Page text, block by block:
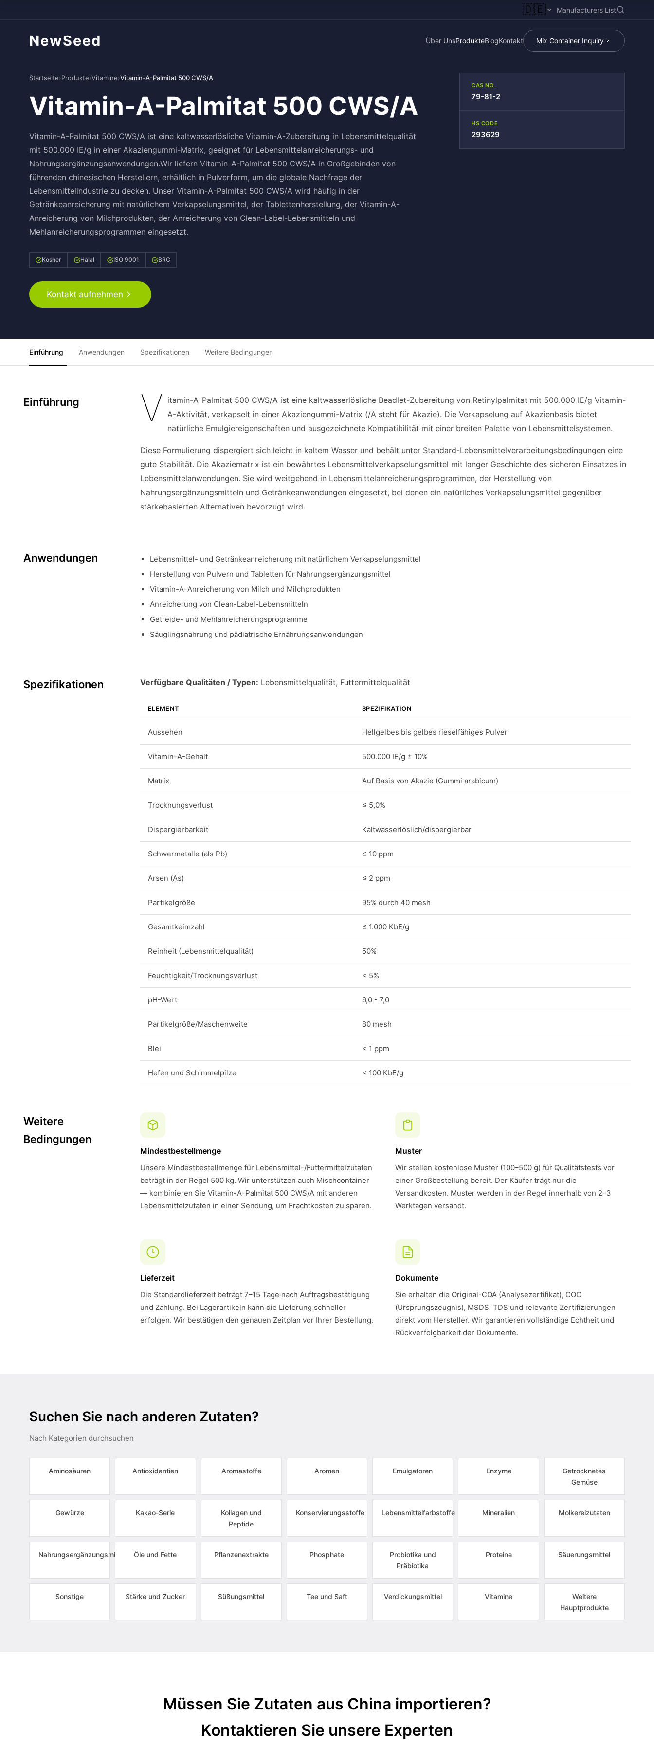
🇩🇪 Manufacturers List
NewSeed Über UnsProdukteBlogKontakt Mix Container Inquiry
Startseite›Produkte›Vitamine›Vitamin-A-Palmitat 500 CWS/A
Vitamin-A-Palmitat 500 CWS/A
Vitamin-A-Palmitat 500 CWS/A ist eine kaltwasserlösliche Vitamin-A-Zubereitung in Lebensmittelqualität
mit 500.000 IE/g in einer Akaziengummi-Matrix, geeignet für Lebensmittelanreicherungs- und
Nahrungsergänzungsanwendungen.Wir liefern Vitamin-A-Palmitat 500 CWS/A in Großgebinden von
führenden chinesischen Herstellern, erhältlich in Pulverform, um die globale Nachfrage der
Lebensmittelindustrie zu decken. Unser Vitamin-A-Palmitat 500 CWS/A wird häufig in der
Getränkeanreicherung mit natürlichem Verkapselungsmittel, der Tablettenherstellung, der Vitamin-A-
Anreicherung von Milchprodukten, der Anreicherung von Clean-Label-Lebensmitteln und
Mehlanreicherungsprogrammen eingesetzt.
Kosher Halal ISO 9001 BRC
Kontakt aufnehmen
CAS NO.
79-81-2
HS CODE
293629
Einführung Anwendungen Spezifikationen Weitere Bedingungen
Einführung V itamin-A-Palmitat 500 CWS/A ist eine kaltwasserlösliche Beadlet-Zubereitung von Retinylpalmitat mit 500.000 IE/g Vitamin-
A-Aktivität, verkapselt in einer Akaziengummi-Matrix (/A steht für Akazie). Die Verkapselung auf Akazienbasis bietet
natürliche Emulgiereigenschaften und ausgezeichnete Kompatibilität mit einer breiten Palette von Lebensmittelsystemen.
Diese Formulierung dispergiert sich leicht in kaltem Wasser und behält unter Standard-Lebensmittelverarbeitungsbedingungen eine
gute Stabilität. Die Akaziematrix ist ein bewährtes Lebensmittelverkapselungsmittel mit langer Geschichte des sicheren Einsatzes in
Lebensmittelanwendungen. Sie wird weitgehend in Lebensmittelanreicherungsprogrammen, der Herstellung von
Nahrungsergänzungsmitteln und Getränkeanwendungen eingesetzt, bei denen ein natürliches Verkapselungsmittel gegenüber
stärkebasierten Alternativen bevorzugt wird.
Anwendungen
Lebensmittel- und Getränkeanreicherung mit natürlichem Verkapselungsmittel
Herstellung von Pulvern und Tabletten für Nahrungsergänzungsmittel
Vitamin-A-Anreicherung von Milch und Milchprodukten
Anreicherung von Clean-Label-Lebensmitteln
Getreide- und Mehlanreicherungsprogramme
Säuglingsnahrung und pädiatrische Ernährungsanwendungen
Spezifikationen Verfügbare Qualitäten / Typen: Lebensmittelqualität, Futtermittelqualität
ELEMENT SPEZIFIKATION
Aussehen Hellgelbes bis gelbes rieselfähiges Pulver
Vitamin-A-Gehalt 500.000 IE/g ± 10%
Matrix Auf Basis von Akazie (Gummi arabicum)
Trocknungsverlust ≤ 5,0%
Dispergierbarkeit Kaltwasserlöslich/dispergierbar
Schwermetalle (als Pb) ≤ 10 ppm
Arsen (As) ≤ 2 ppm
Partikelgröße 95% durch 40 mesh
Gesamtkeimzahl ≤ 1.000 KbE/g
Reinheit (Lebensmittelqualität) 50%
Feuchtigkeit/Trocknungsverlust < 5%
pH-Wert 6,0 - 7,0
Partikelgröße/Maschenweite 80 mesh
Blei < 1 ppm
Hefen und Schimmelpilze < 100 KbE/g
Weitere
Bedingungen
Mindestbestellmenge
Unsere Mindestbestellmenge für Lebensmittel-/Futtermittelzutaten
beträgt in der Regel 500 kg. Wir unterstützen auch Mischcontainer
— kombinieren Sie Vitamin-A-Palmitat 500 CWS/A mit anderen
Lebensmittelzutaten in einer Sendung, um Frachtkosten zu sparen.
Muster
Wir stellen kostenlose Muster (100–500 g) für Qualitätstests vor
einer Großbestellung bereit. Der Käufer trägt nur die
Versandkosten. Muster werden in der Regel innerhalb von 2–3
Werktagen versandt.
Lieferzeit
Die Standardlieferzeit beträgt 7–15 Tage nach Auftragsbestätigung
und Zahlung. Bei Lagerartikeln kann die Lieferung schneller
erfolgen. Wir bestätigen den genauen Zeitplan vor Ihrer Bestellung.
Dokumente
Sie erhalten die Original-COA (Analysezertifikat), COO
(Ursprungszeugnis), MSDS, TDS und relevante Zertifizierungen
direkt vom Hersteller. Wir garantieren vollständige Echtheit und
Rückverfolgbarkeit der Dokumente.
Suchen Sie nach anderen Zutaten?
Nach Kategorien durchsuchen
Aminosäuren Antioxidantien Aromastoffe Aromen Emulgatoren Enzyme
Getrocknetes
Gemüse
Gewürze Kakao-Serie
Kollagen und
Peptide
Konservierungsstoffe Lebensmittelfarbstoffe Mineralien Molkereizutaten
Nahrungsergänzungsmittel Öle und Fette Pflanzenextrakte Phosphate
Probiotika und
Präbiotika
Proteine Säuerungsmittel
Sonstige Stärke und Zucker Süßungsmittel Tee und Saft Verdickungsmittel Vitamine
Weitere
Hauptprodukte
Müssen Sie Zutaten aus China importieren?
Kontaktieren Sie unsere Experten